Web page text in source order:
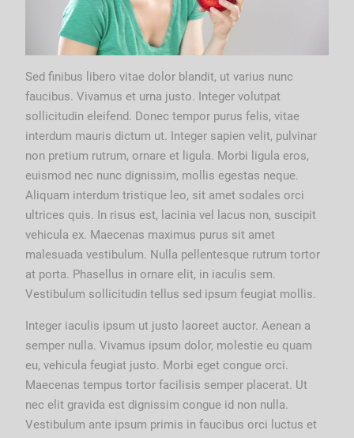
Sed finibus libero vitae dolor blandit, ut varius nunc
faucibus. Vivamus et urna justo. Integer volutpat
sollicitudin eleifend. Donec tempor purus felis, vitae
interdum mauris dictum ut. Integer sapien velit, pulvinar
non pretium rutrum, ornare et ligula. Morbi ligula eros,
euismod nec nunc dignissim, mollis egestas neque.
Aliquam interdum tristique leo, sit amet sodales orci
ultrices quis. In risus est, lacinia vel lacus non, suscipit
vehicula ex. Maecenas maximus purus sit amet
malesuada vestibulum. Nulla pellentesque rutrum tortor
at porta. Phasellus in ornare elit, in iaculis sem.
Vestibulum sollicitudin tellus sed ipsum feugiat mollis.
Integer iaculis ipsum ut justo laoreet auctor. Aenean a
semper nulla. Vivamus ipsum dolor, molestie eu quam
eu, vehicula feugiat justo. Morbi eget congue orci.
Maecenas tempus tortor facilisis semper placerat. Ut
nec elit gravida est dignissim congue id non nulla.
Vestibulum ante ipsum primis in faucibus orci luctus et